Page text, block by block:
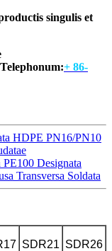
singulis et
+ 86-
HDPE PN16/PN10
Designata
Transversa Soldata
SDR21 SDR26